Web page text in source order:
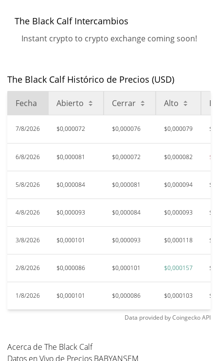
días
Máximo histórico
jul. 4, 2026 (1 months ago)
$0,0034959
97.92%
ago. 6, 2026 (1 days ago)
$0,00006939
4.66%
The Black Calf Intercambios
Instant crypto to crypto exchange coming soon!
The Black Calf Histórico de Precios (USD)
Fecha Abierto Cerrar Alto
7/8/2026 $0,000072 $0,000076 $0,000079
6/8/2026 $0,000081 $0,000072 $0,000082
5/8/2026 $0,000084 $0,000081 $0,000094
4/8/2026 $0,000093 $0,000084 $0,000093
3/8/2026 $0,000101 $0,000093 $0,000118
2/8/2026 $0,000086 $0,000101 $0,000157
1/8/2026 $0,000101 $0,000086 $0,000103
Data provided byCoingeckoAPI
Acerca de The Black Calf
Datos en Vivo de Precios BABYANSEM